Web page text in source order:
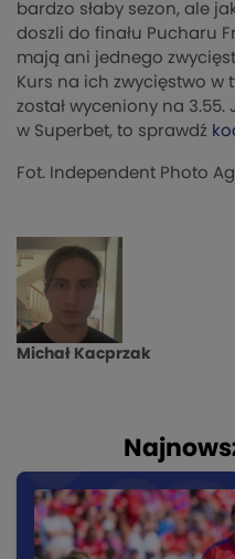
bardzo słaby sezon, ale
doszli do finału Pucharu
mają ani jednego
Kurs na ich zwycięstwo w
został wyceniony na 3.55.
w Superbet, to sprawdź
Fot. Independent Photo
Michał Kacprzak